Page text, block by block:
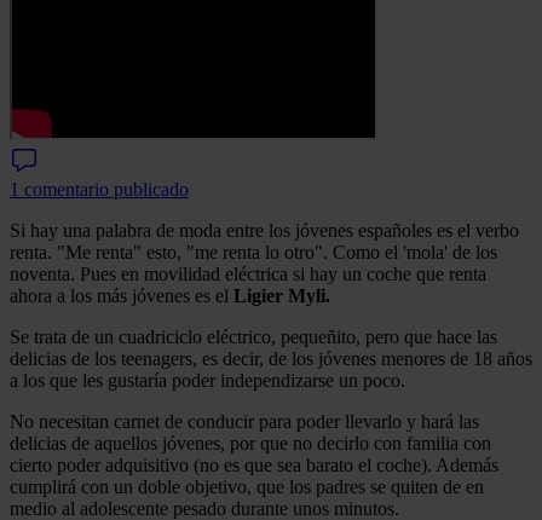
1 comentario publicado
Si hay una palabra de moda entre los jóvenes españoles es el verbo
renta. "Me renta" esto, "me renta lo otro". Como el 'mola' de los
noventa. Pues en movilidad eléctrica si hay un coche que renta
ahora a los más jóvenes es el Ligier Myli.
Se trata de un cuadriciclo eléctrico, pequeñito, pero que hace las
delicias de los teenagers, es decir, de los jóvenes menores de 18 años
a los que les gustaría poder independizarse un poco.
No necesitan carnet de conducir para poder llevarlo y hará las
delicias de aquellos jóvenes, por que no decirlo con familia con
cierto poder adquisitivo (no es que sea barato el coche). Además
cumplirá con un doble objetivo, que los padres se quiten de en
medio al adolescente pesado durante unos minutos.